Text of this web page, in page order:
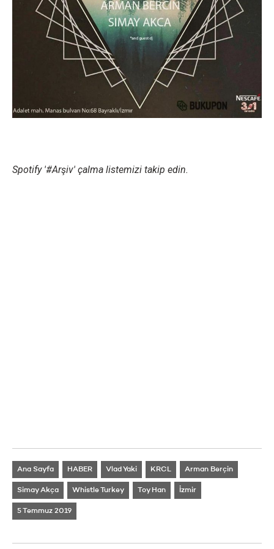
Spotify '#Arşiv' çalma listemizi takip edin.
Ana Sayfa HABER Vlad Yaki KRCL Arman Berçin
Simay Akça Whistle Turkey Toy Han İzmir
5 Temmuz 2019